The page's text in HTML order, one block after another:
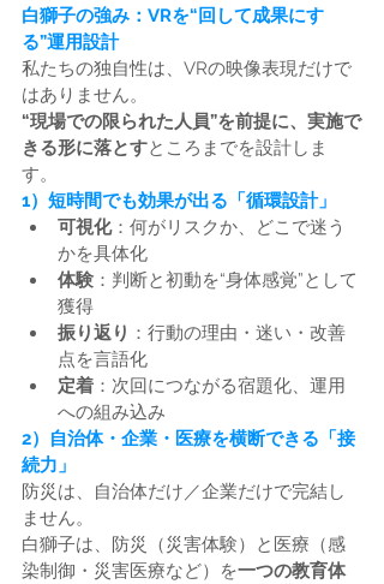
白獅子の強み：VRを“回して成果にす
る”運用設計
私たちの独自性は、VRの映像表現だけで
はありません。
“現場での限られた人員”を前提に、実施で
きる形に落とすところまでを設計しま
す。
1）短時間でも効果が出る「循環設計」
可視化：何がリスクか、どこで迷う
かを具体化
体験 ：判断と初動を“身体感覚”として
獲得
振り返り ：行動の理由・迷い・改善
点を言語化
定着 ：次回につながる宿題化、運用
への組み込み
2）自治体・企業・医療を横断できる「接
続力」
防災は、自治体だけ／企業だけで完結し
ません。
白獅子は、防災（災害体験）と医療（感
染制御・災害医療など）を一つの教育体